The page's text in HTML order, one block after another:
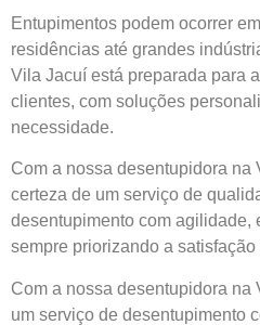
Entupimentos podem ocorrer
residências até grandes
Vila Jacuí está preparada para
clientes, com soluções
necessidade.
Com a nossa desentupidora na
certeza de um serviço de
desentupimento com agilidade,
sempre priorizando a satisfação
Com a nossa desentupidora na
um serviço de desentupimento